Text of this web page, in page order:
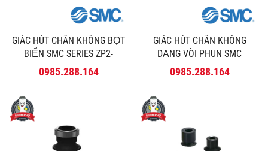
GIÁC HÚT CHÂN KHÔNG BỌT
BIỂN SMC SERIES ZP2-
GS/GC
0985.288.164
GIÁC HÚT CHÂN KHÔNG
DẠNG VÒI PHUN SMC
SERIES ZP2-AN
0985.288.164